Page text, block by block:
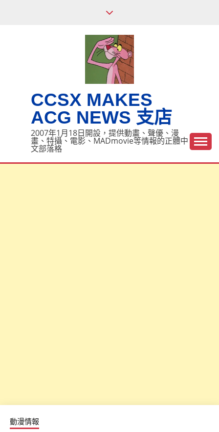
CCSX MAKES
ACG NEWS 支店
2007年1月18日開設，提供動畫、聲優、漫
畫、特攝、電影、MADmovie等情報的正體中
文部落格
動漫情報